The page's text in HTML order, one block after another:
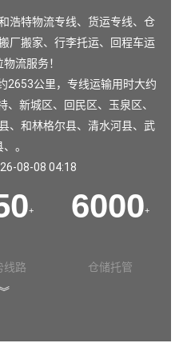
浩特物流专线、货运专线、仓
厂搬家、行李托运、回程车运
流服务！
2653公里，专线运输用时大约
、 新城区、 回民区、 玉泉区、
、 和林格尔县、 清水河县、 武
、。
08-08 04:18
+
线路
6000+
仓储托管